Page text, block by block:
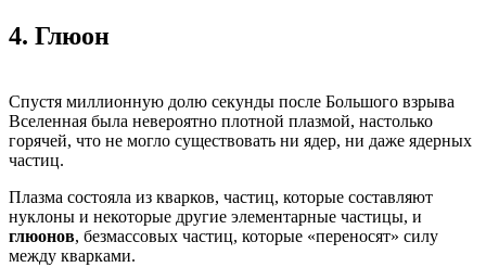
4. Глюон
Спустя миллионную долю секунды после Большого взрыва
Вселенная была невероятно плотной плазмой, настолько
горячей, что не могло существовать ни ядер, ни даже ядерных
частиц.
Плазма состояла из кварков, частиц, которые составляют
нуклоны и некоторые другие элементарные частицы, и
глюонов, безмассовых частиц, которые «переносят» силу
между кварками.